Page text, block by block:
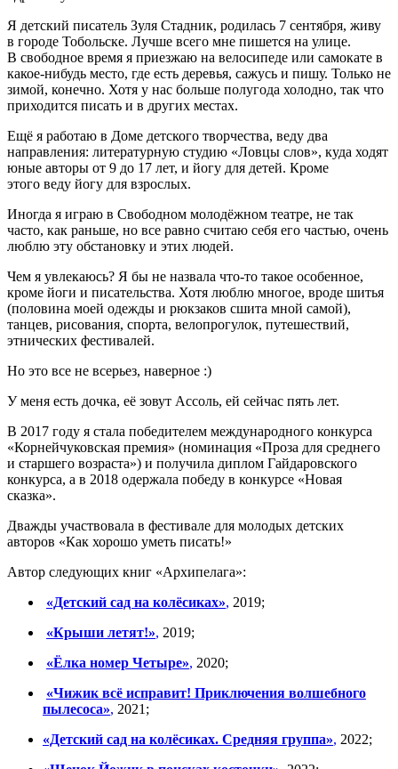
Я детский писатель Зуля Стадник, родилась 7 сентября, живу
в городе Тобольске. Лучше всего мне пишется на улице.
В свободное время я приезжаю на велосипеде или самокате в
какое-нибудь место, где есть деревья, сажусь и пишу. Только не
зимой, конечно. Хотя у нас больше полугода холодно, так что
приходится писать и в других местах.
Ещё я работаю в Доме детского творчества, веду два
направления: литературную студию «Ловцы слов», куда ходят
юные авторы от 9 до 17 лет, и йогу для детей. Кроме
этого веду йогу для взрослых.
Иногда я играю в Свободном молодёжном театре, не так
часто, как раньше, но все равно считаю себя его частью, очень
люблю эту обстановку и этих людей.
Чем я увлекаюсь? Я бы не назвала что-то такое особенное,
кроме йоги и писательства. Хотя люблю многое, вроде шитья
(половина моей одежды и рюкзаков сшита мной самой),
танцев, рисования, спорта, велопрогулок, путешествий,
этнических фестивалей.
Но это все не всерьез, наверное :)
У меня есть дочка, её зовут Ассоль, ей сейчас пять лет.
В 2017 году я стала победителем международного конкурса
«Корнейчуковская премия» (номинация «Проза для среднего
и старшего возраста») и получила диплом Гайдаровского
конкурса, а в 2018 одержала победу в конкурсе «Новая
сказка».
Дважды участвовала в фестивале для молодых детских
авторов «Как хорошо уметь писать!»
Автор следующих книг «Архипелага»:
«Детский сад на колёсиках», 2019;
«Крыши летят!», 2019;
«Ёлка номер Четыре», 2020;
«Чижик всё исправит! Приключения волшебного
пылесоса», 2021;
«Детский сад на колёсиках. Средняя группа», 2022;